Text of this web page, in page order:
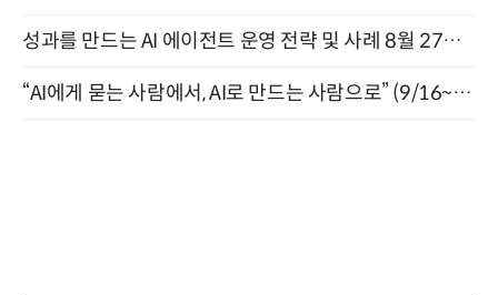
성과를 만드는 AI 에이전트 운영 전략 및 사례 8월 27일 개최
“AI에게 묻는 사람에서, AI로 만드는 사람으로” (9/16~17)